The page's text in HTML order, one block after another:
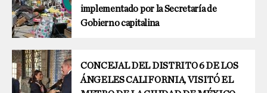
implementado por la Secretaría de
Gobierno capitalina
CONCEJAL DEL DISTRITO 6 DE LOS
ÁNGELES CALIFORNIA, VISITÓ EL